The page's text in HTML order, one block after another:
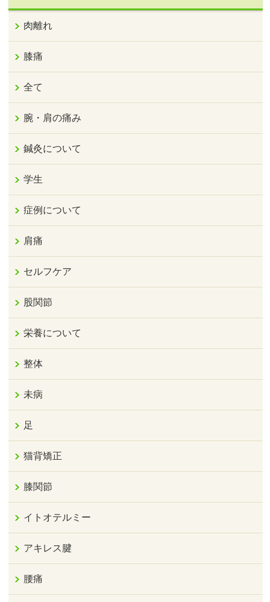
肉離れ
膝痛
全て
腕・肩の痛み
鍼灸について
学生
症例について
肩痛
セルフケア
股関節
栄養について
整体
未病
足
猫背矯正
膝関節
イトオテルミー
アキレス腱
腰痛